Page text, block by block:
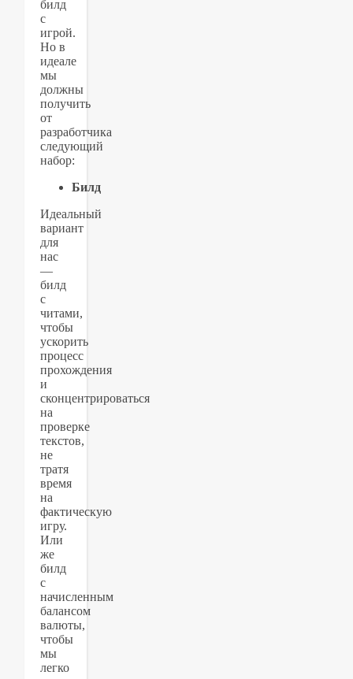
билд
с
игрой.
Но в
идеале
мы
должны
получить
от
разработчика
следующий
набор:
Билд
Идеальный
вариант
для
нас
—
билд
с
читами,
чтобы
ускорить
процесс
прохождения
и
сконцентрироваться
на
проверке
текстов,
не
тратя
время
на
фактическую
игру.
Или
же
билд
с
начисленным
балансом
валюты,
чтобы
мы
легко